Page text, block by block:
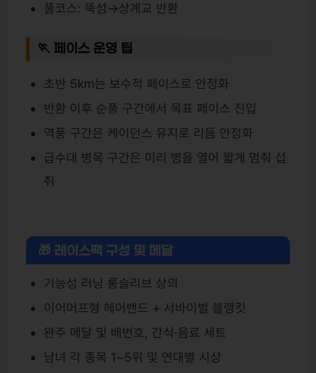
풀코스: 뚝섬→상계교 반환
🏃 페이스 운영 팁
초반 5km는 보수적 페이스로 안정화
반환 이후 순풍 구간에서 목표 페이스 진입
역풍 구간은 케이던스 유지로 리듬 안정화
급수대 병목 구간은 미리 병을 열어 짧게 멈춰 섭
취
🎁 레이스팩 구성 및 메달
기능성 러닝 롱슬리브 상의
이어머프형 헤어밴드 + 서바이벌 블랭킷
완주 메달 및 배번호, 간식·음료 세트
남녀 각 종목 1~5위 및 연대별 시상